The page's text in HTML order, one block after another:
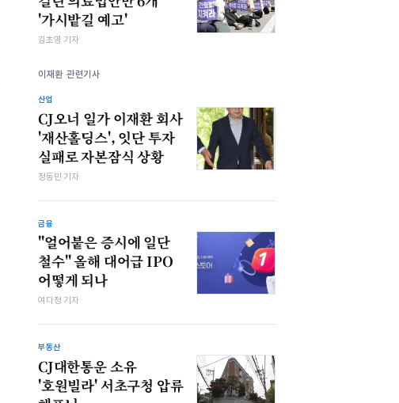
'가시밭길 예고'
김초영 기자
이재환 관련기사
산업
CJ오너 일가 이재환 회사
'재산홀딩스', 잇단 투자
실패로 자본잠식 상황
정동민 기자
금융
"얼어붙은 증시에 일단
철수" 올해 대어급 IPO
어떻게 되나
여다정 기자
부동산
CJ대한통운 소유
'호원빌라' 서초구청 압류